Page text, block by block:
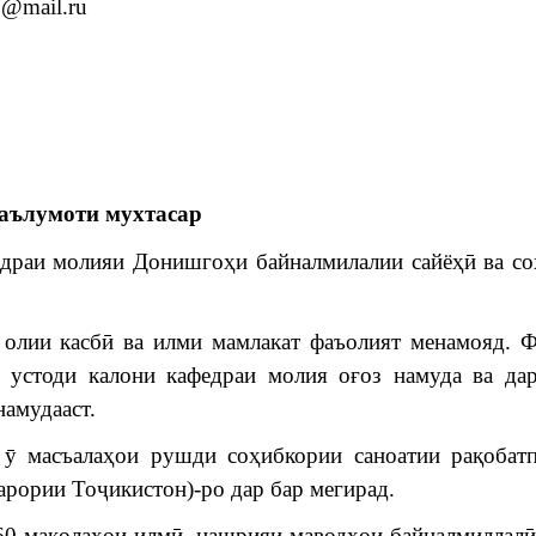
мухтасар
молияи Донишгоҳи байналмилалии сайёҳӣ ва
касбӣ ва илми мамлакат фаъолият менамояд.
калони кафедраи молия оғоз намуда ва
рушди соҳибкории саноатии
Тоҷикистон)-ро дар бар мегирад.